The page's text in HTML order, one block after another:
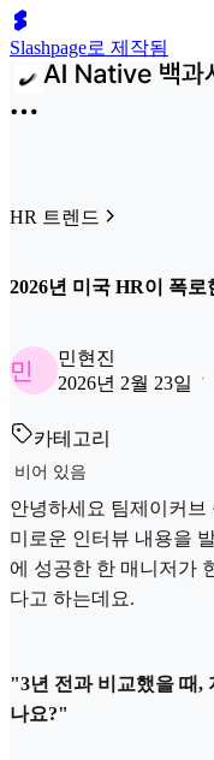
Slashpage로 제작됨
HR 트렌드
2026년 미국 HR이 폭로
민
민현진
2026년 2월 23일
카테고리
비어 있음
안녕하세요 팀제이커브
미로운 인터뷰 내용을
에 성공한 한 매니저가
다고 하는데요.
"3년 전과 비교했을 때,
나요?"